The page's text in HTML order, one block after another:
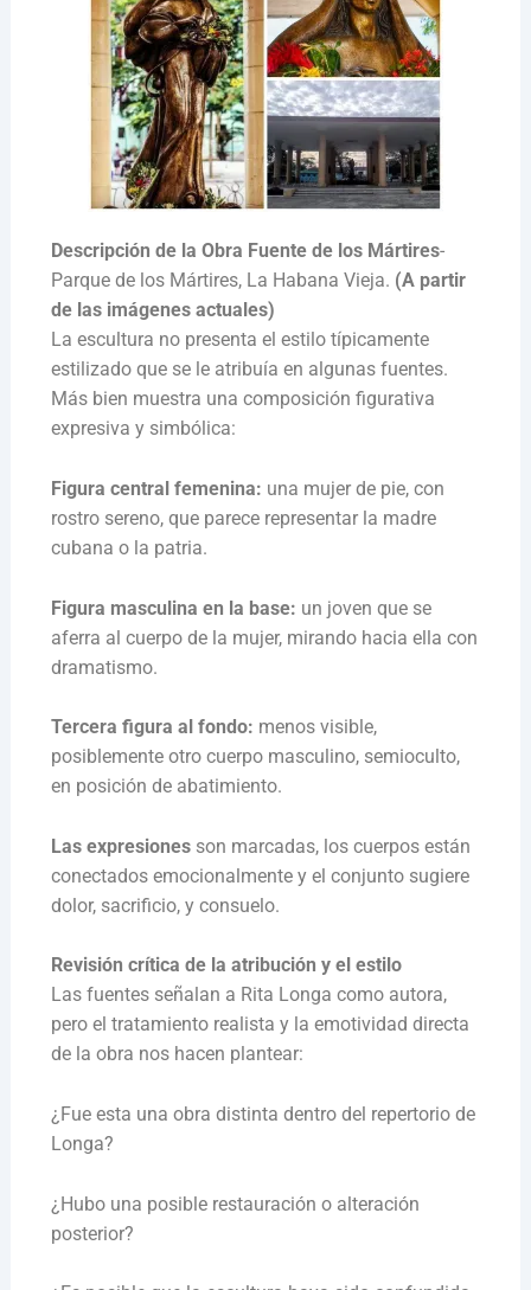
Descripción de la Obra Fuente de los Mártires-
Parque de los Mártires, La Habana Vieja. (A partir
de las imágenes actuales)
La escultura no presenta el estilo típicamente
estilizado que se le atribuía en algunas fuentes.
Más bien muestra una composición figurativa
expresiva y simbólica:
Figura central femenina: una mujer de pie, con
rostro sereno, que parece representar la madre
cubana o la patria.
Figura masculina en la base: un joven que se
aferra al cuerpo de la mujer, mirando hacia ella con
dramatismo.
Tercera figura al fondo: menos visible,
posiblemente otro cuerpo masculino, semioculto,
en posición de abatimiento.
Las expresiones son marcadas, los cuerpos están
conectados emocionalmente y el conjunto sugiere
dolor, sacrificio, y consuelo.
Revisión crítica de la atribución y el estilo
Las fuentes señalan a Rita Longa como autora,
pero el tratamiento realista y la emotividad directa
de la obra nos hacen plantear:
¿Fue esta una obra distinta dentro del repertorio de
Longa?
¿Hubo una posible restauración o alteración
posterior?